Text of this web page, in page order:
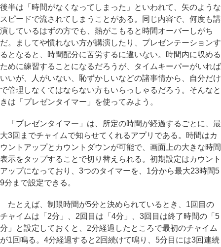
後半は「時間がなくなってしまった」といわれて、矢のような
スピードで流されてしまうことがある。同じ内容で、何度も講
演しているはずの方でも、熱がこもると時間オーバーしがち
だ。ましてや慣れない方が講演したり、プレゼンテーションす
るとなると、時間配分に苦労するに違いない。時間内に収める
ために練習することになるだろうが、タイムキーパーがいれば
いいが、人がいない、恥ずかしいなどの諸事情から、自分だけ
で管理しなくてはならない方もいらっしゃるだろう。そんなと
きは「プレゼンタイマー」を使ってみよう。
「プレゼンタイマー」は、所定の時間が経過するごとに、最
大3回までチャイムで知らせてくれるアプリである。時間はカ
ウントアップとカウントダウンが可能で、画面上の大きな時間
表示をタップすることで切り替えられる。初期設定はカウント
アップになっており、3つのタイマーを、1分から最大23時間5
9分まで設定できる。
たとえば、制限時間が5分と決められているとき、1回目の
チャイムは「2分」、2回目は「4分」、3回目は終了時間の「5
分」と設定しておくと、2分経過したところで最初のチャイム
が1回鳴る。4分経過すると2回続けて鳴り、5分目には3回連続